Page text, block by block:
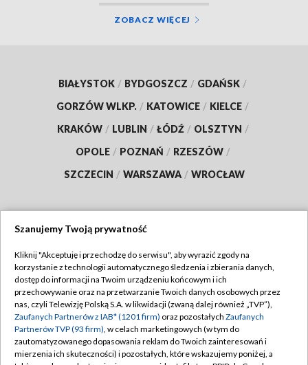
ZOBACZ WIĘCEJ
BIAŁYSTOK / BYDGOSZCZ / GDAŃSK /
GORZÓW WLKP. / KATOWICE / KIELCE /
KRAKÓW / LUBLIN / ŁÓDŹ / OLSZTYN /
OPOLE / POZNAŃ / RZESZÓW /
SZCZECIN / WARSZAWA / WROCŁAW
TVP
Abonament TVP
Emisja w TVP
Centrum informacji TVP
Naziemna Telewizja Cyfrowa
Regulamin TVP
Polityka prywatności
Moje zgody
Pomoc
Szanujemy Twoją prywatność
Kliknij "Akceptuję i przechodzę do serwisu", aby wyrazić zgody na
korzystanie z technologii automatycznego śledzenia i zbierania danych,
dostęp do informacji na Twoim urządzeniu końcowym i ich
przechowywanie oraz na przetwarzanie Twoich danych osobowych przez
nas, czyli Telewizję Polską S.A. w likwidacji (zwaną dalej również „TVP”),
Zaufanych Partnerów z IAB* (1201 firm) oraz pozostałych Zaufanych
Partnerów TVP (93 firm), w celach marketingowych (w tym do
zautomatyzowanego dopasowania reklam do Twoich zainteresowań i
mierzenia ich skuteczności) i pozostałych, które wskazujemy poniżej, a